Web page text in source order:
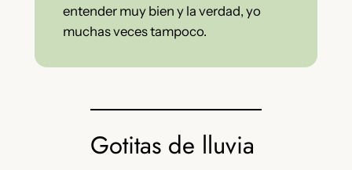
entender muy bien y la verdad, yo
muchas veces tampoco.
Gotitas de lluvia